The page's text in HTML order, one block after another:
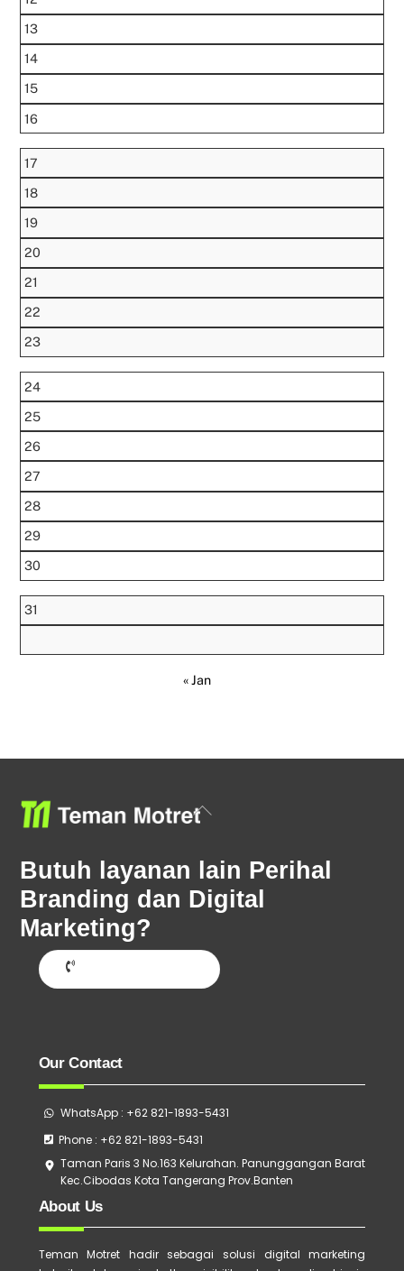
13
14
15
16
17
18
19
20
21
22
23
24
25
26
27
28
29
30
31
« Jan
Back
Butuh layanan lain Perihal
Branding dan Digital
Marketing?
Our Contact
WhatsApp : +62 821-1893-5431
Phone : +62 821-1893-5431
Taman Paris 3 No.163 Kelurahan. Panunggangan Barat
Kec.Cibodas Kota Tangerang Prov.Banten
About Us
Teman Motret hadir sebagai solusi digital marketing